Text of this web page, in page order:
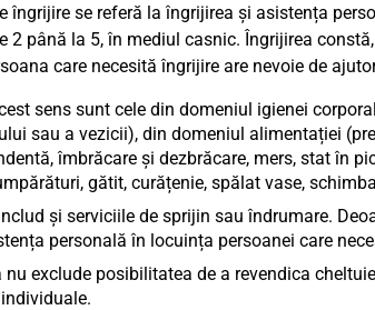
îngrijire se referă la îngrijirea și asistența
2 până la 5, în mediul casnic. Îngrijirea
care necesită îngrijire are nevoie de
sens sunt cele din domeniul igienei
sau a vezicii), din domeniul alimentației
îmbrăcare și dezbrăcare, mers, stat în
gătit, curățenie, spălat vase,
și serviciile de sprijin sau îndrumare.
personală în locuința persoanei care
exclude posibilitatea de a revendica